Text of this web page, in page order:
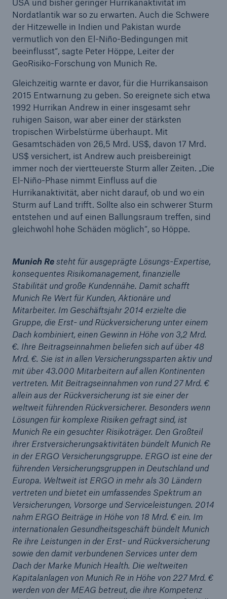
USA und bisher geringer Hurrikanaktivität im
Nordatlantik war so zu erwarten. Auch die Schwere
der Hitzewelle in Indien und Pakistan wurde
vermutlich von den El-Niño-Bedingungen mit
beeinflusst“, sagte Peter Höppe, Leiter der
GeoRisiko-Forschung von Munich Re.
Gleichzeitig warnte er davor, für die Hurrikansaison
2015 Entwarnung zu geben. So ereignete sich etwa
1992 Hurrikan Andrew in einer insgesamt sehr
ruhigen Saison, war aber einer der stärksten
tropischen Wirbelstürme überhaupt. Mit
Gesamtschäden von 26,5 Mrd. US$, davon 17 Mrd.
US$ versichert, ist Andrew auch preisbereinigt
immer noch der viertteuerste Sturm aller Zeiten. „Die
El-Niño-Phase nimmt Einfluss auf die
Hurrikanaktivität, aber nicht darauf, ob und wo ein
Sturm auf Land trifft. Sollte also ein schwerer Sturm
entstehen und auf einen Ballungsraum treffen, sind
gleichwohl hohe Schäden möglich“, so Höppe.
Munich Resteht für ausgeprägte Lösungs-Expertise,
konsequentes Risikomanagement, finanzielle
Stabilität und große Kundennähe. Damit schafft
Munich Re Wert für Kunden, Aktionäre und
Mitarbeiter. Im Geschäftsjahr 2014 erzielte die
Gruppe, die Erst- und Rückversicherung unter einem
Dach kombiniert, einen Gewinn in Höhe von 3,2 Mrd.
€. Ihre Beitragseinnahmen beliefen sich auf über 48
Mrd. €. Sie ist in allen Versicherungssparten aktiv und
mit über 43.000 Mitarbeitern auf allen Kontinenten
vertreten. Mit Beitragseinnahmen von rund 27 Mrd. €
allein aus der Rückversicherung ist sie einer der
weltweit führenden Rückversicherer. Besonders wenn
Lösungen für komplexe Risiken gefragt sind, ist
Munich Re ein gesuchter Risikoträger. Den Großteil
ihrer Erstversicherungsaktivitäten bündelt Munich Re
in der ERGO Versicherungsgruppe. ERGO ist eine der
führenden Versicherungsgruppen in Deutschland und
Europa. Weltweit ist ERGO in mehr als 30 Ländern
vertreten und bietet ein umfassendes Spektrum an
Versicherungen, Vorsorge und Serviceleistungen. 2014
nahm ERGO Beiträge in Höhe von 18 Mrd. € ein. Im
internationalen Gesundheitsgeschäft bündelt Munich
Re ihre Leistungen in der Erst- und Rückversicherung
sowie den damit verbundenen Services unter dem
Dach der Marke Munich Health. Die weltweiten
Kapitalanlagen von Munich Re in Höhe von 227 Mrd. €
werden von der MEAG betreut, die ihre Kompetenz
Munich Re schüttet fast 1,3 Mrd. € an Aktionäre
aus
Geplante Veränderungen im Vorstandsvorsitz von
ERGO und im Vorstand von Munich Re
Mio. € ins Jahr 2015
Veränderung im Vorstand der ERGO
Versicherungsgruppe
Markus Rieß wird Vorstandsvorsitzender der
ERGO und Vorstandsmitglied von Munich Re
Erdbeben und Hitzewelle mit vielen Todesopfern
in Asien prägen Naturkatastrophenbilanz bis Juni
Veränderung im Vorstand der ERGO
Versicherungsgruppe AG
3 Mrd. € an – 1,1 Mrd. € Gewinn im 2. Quartal
Audiocast
Munich Re treibt Innovationen voran
Warren Buffett verringert seine Beteiligung an
Munich Re
Mit Kunden und Partnern zu neuen Lösungen für
die Digitalisierung
Unternehmensgeschichte von Munich Re
erstmals wissenschaftlich-historisch untersucht
Munich Re in herausforderndem Umfeld mit 525
Mio. € Gewinn im 3. Quartal
ERGO verkauft italienische Tochterunternehmen
ERGO erwirbt zusätzliche Anteile an HDFC
ERGO